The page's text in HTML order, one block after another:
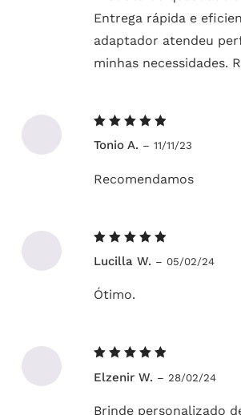
Entrega rápida e
adaptador atendeu
minhas necessidades.
5de 5
Tonio A. – 11/11/23
Recomendamos
5de 5
Lucilla W. – 05/02/24
Ótimo.
5de 5
Elzenir W. – 28/02/24
Brinde personalizado